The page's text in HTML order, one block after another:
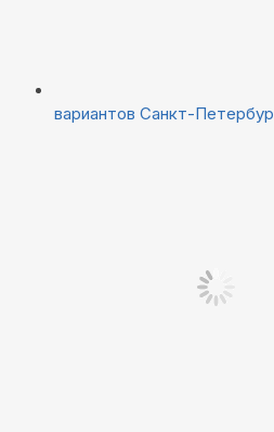
вариантов Санкт-